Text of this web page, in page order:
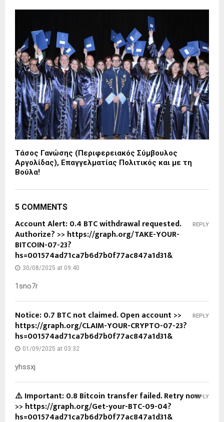
Τάσος Γανώσης (Περιφερειακός Σύμβουλος
Αργολίδας), Επαγγελματίας Πολιτικός και με τη
Βούλα!
5 COMMENTS
Account Alert: 0.4 BTC withdrawal requested.
Authorize? >> https://graph.org/TAKE-YOUR-
BITCOIN-07-23?
hs=001574ad71ca7b6d7b0f77ac847a1d31&
30/08/2025 at 09:40
1sno7r
REPLY
Notice: 0.7 BTC not claimed. Open account >>
https://graph.org/CLAIM-YOUR-CRYPTO-07-23?
hs=001574ad71ca7b6d7b0f77ac847a1d31&
01/09/2025 at 03:32
yhssxj
REPLY
⚠️ Important: 0.8 Bitcoin transfer failed. Retry now
>> https://graph.org/Get-your-BTC-09-04?
hs=001574ad71ca7b6d7b0f77ac847a1d31&
REPLY